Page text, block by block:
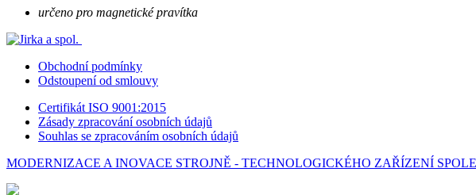
určeno pro magnetické pravítka
Obchodní podmínky
Odstoupení od smlouvy
Certifikát ISO 9001:2015
Zásady zpracování osobních údajů
Souhlas se zpracováním osobních údajů
MODERNIZACE A INOVACE STROJNĚ - TECHNOLOGICKÉHO ZAŘÍZENÍ